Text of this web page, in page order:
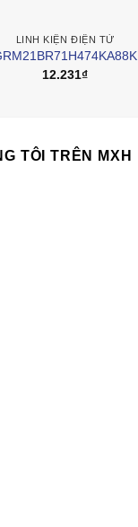
LINH KIỆN ĐIỆN TỬ
12.231₫
TÔI TRÊN MXH